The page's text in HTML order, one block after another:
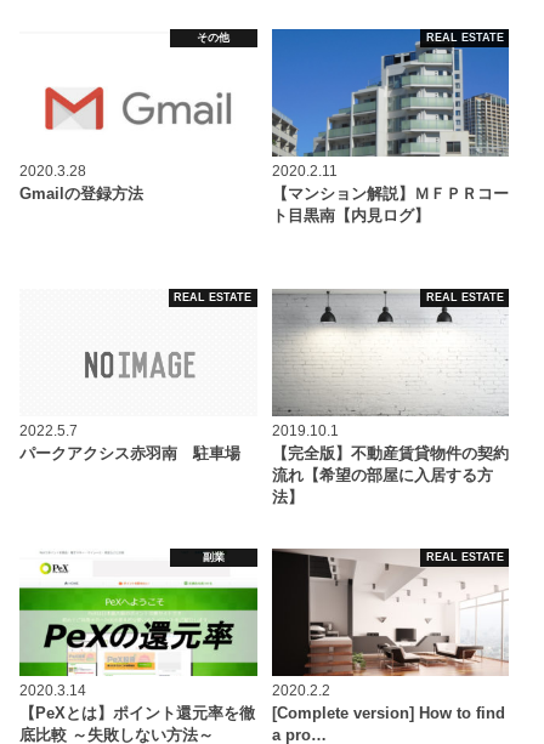
その他
2020.3.28
Gmailの登録方法
REAL ESTATE
2020.2.11
【マンション解説】ＭＦＰＲコー
ト目黒南【内見ログ】
REAL ESTATE
2022.5.7
パークアクシス赤羽南 駐車場
REAL ESTATE
2019.10.1
【完全版】不動産賃貸物件の契約
流れ【希望の部屋に入居する方
法】
副業
2020.3.14
【PeXとは】ポイント還元率を徹
底比較 ～失敗しない方法～
REAL ESTATE
2020.2.2
[Complete version] How to find
a pro…